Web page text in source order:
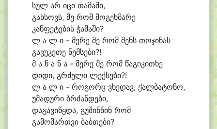
სულ არ იცი თამაში,
გახსოვს, მე რომ მოგეხმარე
კანფეტების ჭამაში?
ლ ა ლ ი - მერე მე რომ შენს თოჯინას
გავუკეთე ნემსები?!
მ ა ნ ა ნ ა - მერე მე რომ წაგიკითხე
დიდი, გრძელი ლექსები?!
ლ ა ლ ი - როგორც ვხედავ, ქალბატონო,
უმადური ბრძანდები,
დაგავიწყდა, გუშინწინ რომ
გამომართვი ბაბთები?